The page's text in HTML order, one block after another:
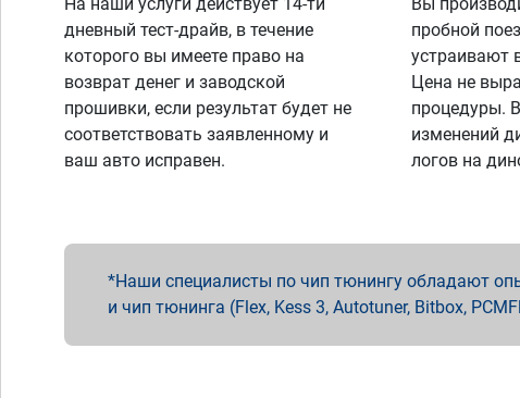
дневный тест-драйв, в течение
которого вы имеете право на
возврат денег и заводской
прошивки, если результат будет не
соответствовать заявленному и
ваш авто исправен.
пробной
устраивают
Цена не
процедуры.
изменений
логов на
Наши специалисты по чип тюнингу обладают
и чип тюнинга (Flex, Kess 3, Autotuner, Bitbox,